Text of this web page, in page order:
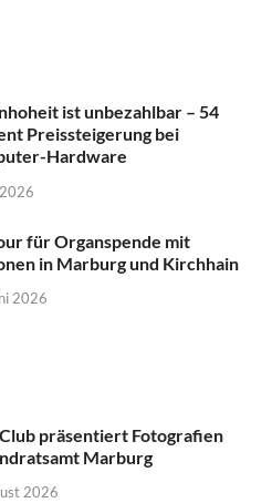
ist unbezahlbar – 54
Preissteigerung bei
Hardware
für Organspende mit
in Marburg und Kirchhain
2026
präsentiert Fotografien
Marburg
2026